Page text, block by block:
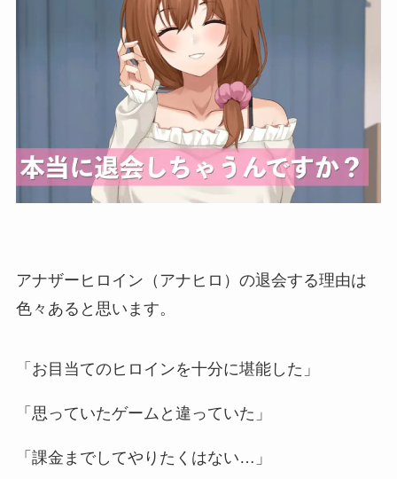
アナザーヒロイン（アナヒロ）の退会する理由は
色々あると思います。
「お目当てのヒロインを十分に堪能した」
「思っていたゲームと違っていた」
「課金までしてやりたくはない…」